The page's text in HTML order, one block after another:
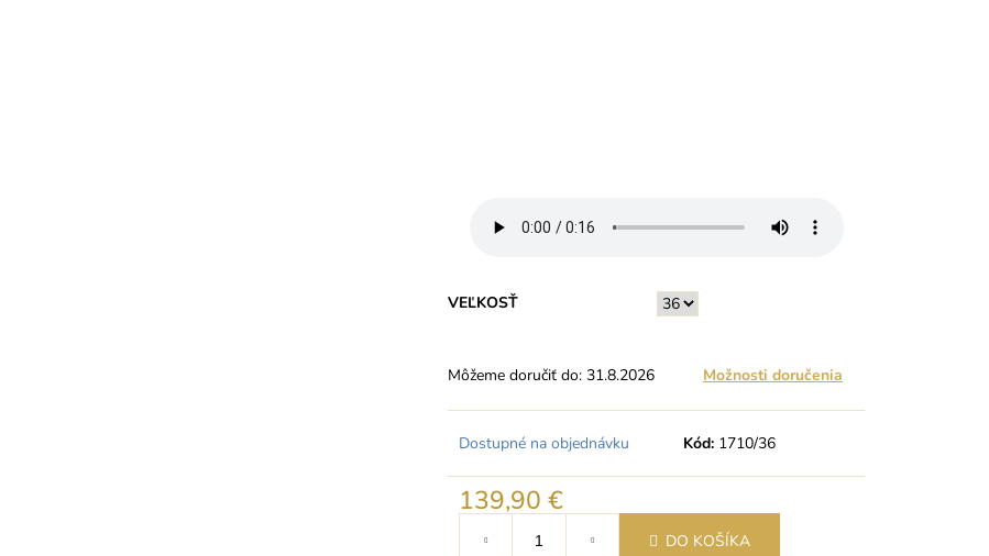
VEĽKOSŤ
Môžeme doručiť do: 31.8.2026 Možnosti doručenia
Dostupné na objednávku Kód: 1710/36
139,90 €
cena:
DO KOŠÍKA